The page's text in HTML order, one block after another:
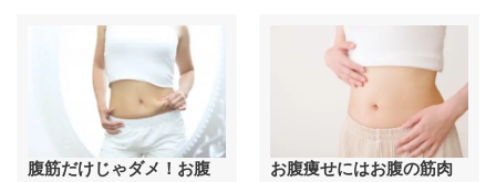
腹筋だけじゃダメ！お腹
お腹痩せにはお腹の筋肉